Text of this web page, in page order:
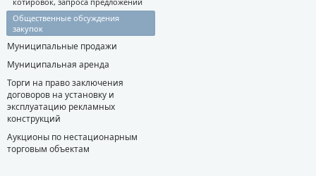
Общественные обсуждения
закупок
Муниципальные продажи
Муниципальная аренда
Торги на право заключения
договоров на установку и
эксплуатацию рекламных
конструкций
Аукционы по нестационарным
торговым объектам